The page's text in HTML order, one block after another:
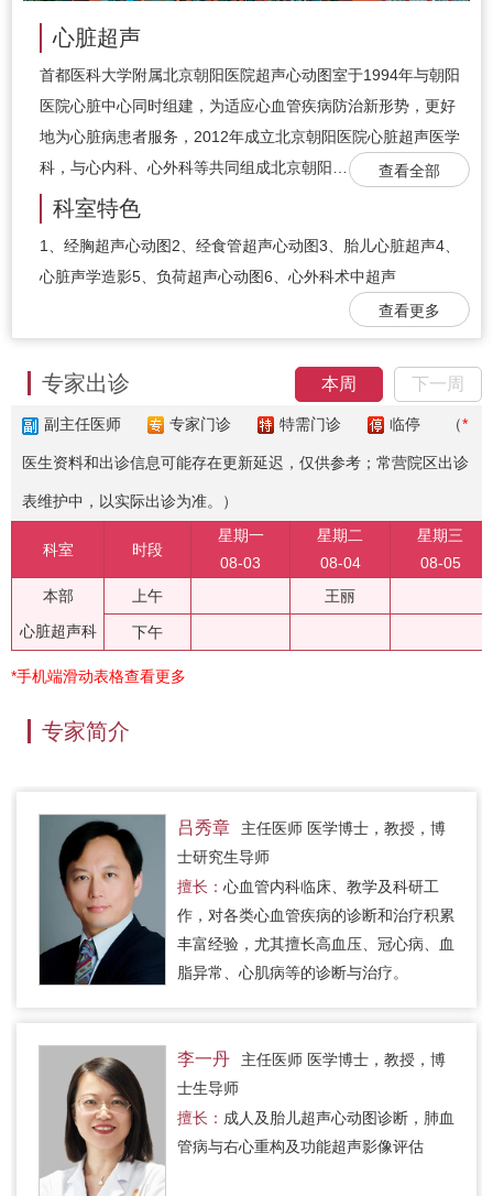
心脏超声
首都医科大学附属北京朝阳医院超声心动图室于1994年与朝阳
医院心脏中心同时组建，为适应心血管疾病防治新形势，更好
地为心脏病患者服务，2012年成立北京朝阳医院心脏超声医学
科，与心内科、心外科等共同组成北京朝阳…
查看全部
科室特色
1、经胸超声心动图2、经食管超声心动图3、胎儿心脏超声4、
心脏声学造影5、负荷超声心动图6、心外科术中超声
查看更多
本周 下一周
专家出诊
副主任医师 专家门诊 特需门诊 临停 （*
医生资料和出诊信息可能存在更新延迟，仅供参考；常营院区出诊
表维护中，以实际出诊为准。）
科室 时段
星期一
08-03
星期二
08-04
星期三
08-05
本部
心脏超声科
上午 王丽
下午
*手机端滑动表格查看更多
专家简介
吕秀章
主任医师 医学博士，教授，博
士研究生导师
擅长： 心血管内科临床、教学及科研工
作，对各类心血管疾病的诊断和治疗积累
丰富经验，尤其擅长高血压、冠心病、血
脂异常、心肌病等的诊断与治疗。
李一丹
主任医师 医学博士，教授，博
士生导师
擅长： 成人及胎儿超声心动图诊断，肺血
管病与右心重构及功能超声影像评估